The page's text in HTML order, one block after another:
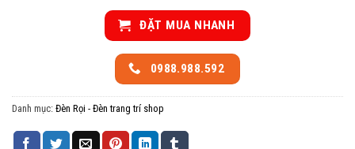
ĐẶT MUA NHANH
0988.988.592
Danh mục: Đèn Rọi - Đèn trang trí shop